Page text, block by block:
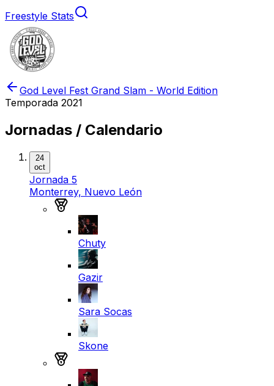
Freestyle Stats
God Level Fest Grand Slam - World Edition
Temporada 2021
Jornadas / Calendario
24
oct
Jornada 5
Monterrey, Nuevo León
Chuty
Gazir
Sara Socas
Skone